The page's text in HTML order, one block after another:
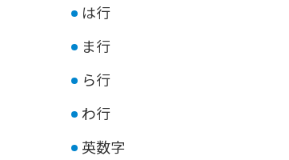
は行
ま行
ら行
わ行
英数字